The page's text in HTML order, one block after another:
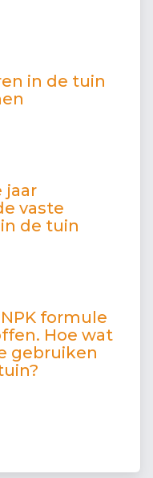
in de tuin
jaar
vaste
de tuin
NPK formule
Hoe wat
gebruiken